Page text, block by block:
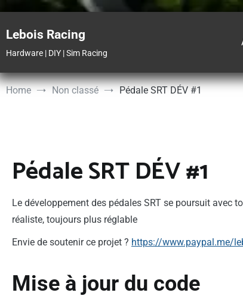
to
content
Lebois Racing
Hardware | DIY | Sim Racing
Home Non classé Pédale SRT DÉV #1
Pédale SRT DÉV #1
Le développement des pédales SRT se poursuit
réaliste, toujours plus réglable
Envie de soutenir ce projet ? https://www.paypal.me/
Mise à jour du code